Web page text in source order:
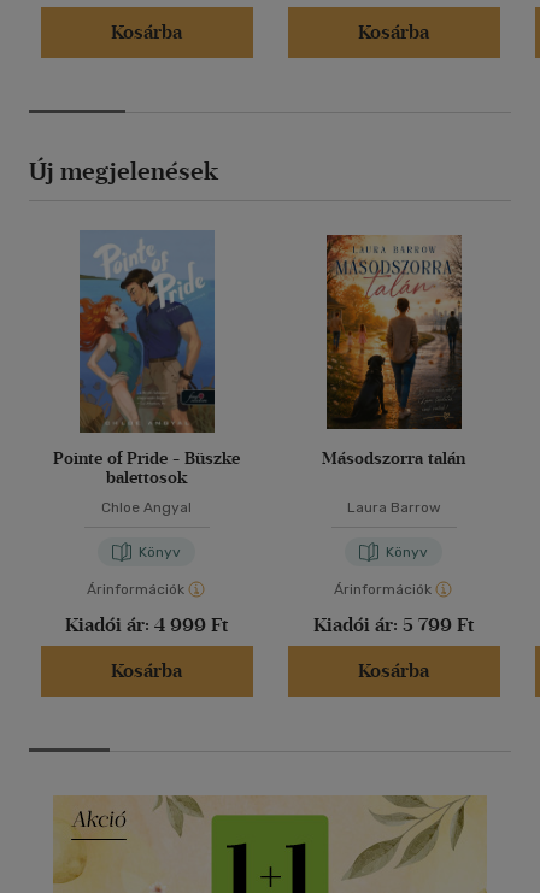
Kosárba
Kosárba
Új megjelenések
Pointe of Pride - Büszke
balettosok
Chloe Angyal
Könyv
Árinformációk
Kiadói ár: 4 999 Ft
Kosárba
Másodszorra talán
Laura Barrow
Könyv
Árinformációk
Kiadói ár: 5 799 Ft
Kosárba